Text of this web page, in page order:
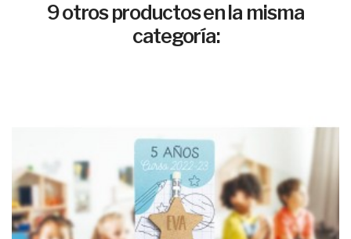
9 otros productos en la misma
categoría: